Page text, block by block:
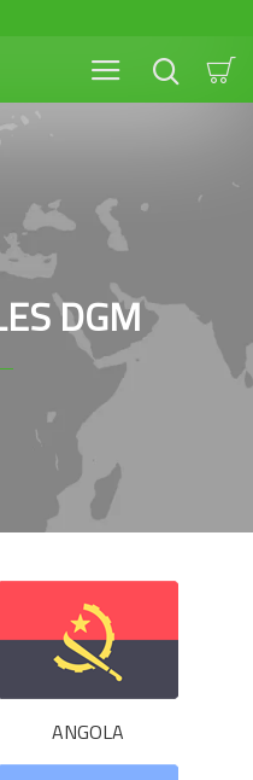
DGM
ANGOLA